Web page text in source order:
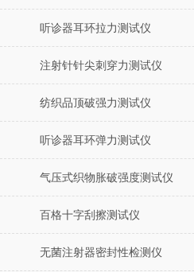
听诊器耳环拉力测试仪
注射针针尖刺穿力测试仪
纺织品顶破强力测试仪
听诊器耳环弹力测试仪
气压式织物胀破强度测试仪
百格十字刮擦测试仪
无菌注射器密封性检测仪